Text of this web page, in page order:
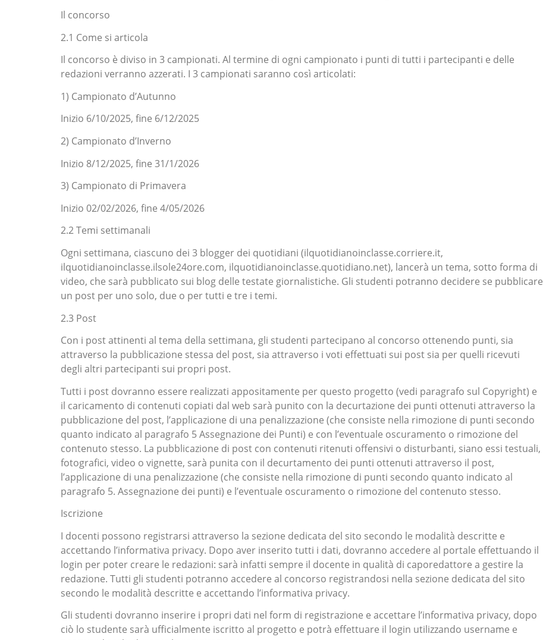
Il concorso
2.1 Come si articola
Il concorso è diviso in 3 campionati. Al termine di ogni campionato i punti di tutti i partecipanti e delle
redazioni verranno azzerati. I 3 campionati saranno così articolati:
1) Campionato d’Autunno
Inizio 6/10/2025, fine 6/12/2025
2) Campionato d’Inverno
Inizio 8/12/2025, fine 31/1/2026
3) Campionato di Primavera
Inizio 02/02/2026, fine 4/05/2026
2.2 Temi settimanali
Ogni settimana, ciascuno dei 3 blogger dei quotidiani (ilquotidianoinclasse.corriere.it,
ilquotidianoinclasse.ilsole24ore.com, ilquotidianoinclasse.quotidiano.net), lancerà un tema, sotto forma di
video, che sarà pubblicato sui blog delle testate giornalistiche. Gli studenti potranno decidere se pubblicare
un post per uno solo, due o per tutti e tre i temi.
2.3 Post
Con i post attinenti al tema della settimana, gli studenti partecipano al concorso ottenendo punti, sia
attraverso la pubblicazione stessa del post, sia attraverso i voti effettuati sui post sia per quelli ricevuti
degli altri partecipanti sui propri post.
Tutti i post dovranno essere realizzati appositamente per questo progetto (vedi paragrafo sul Copyright) e
il caricamento di contenuti copiati dal web sarà punito con la decurtazione dei punti ottenuti attraverso la
pubblicazione del post, l’applicazione di una penalizzazione (che consiste nella rimozione di punti secondo
quanto indicato al paragrafo 5 Assegnazione dei Punti) e con l’eventuale oscuramento o rimozione del
contenuto stesso. La pubblicazione di post con contenuti ritenuti offensivi o disturbanti, siano essi testuali,
fotografici, video o vignette, sarà punita con il decurtamento dei punti ottenuti attraverso il post,
l’applicazione di una penalizzazione (che consiste nella rimozione di punti secondo quanto indicato al
paragrafo 5. Assegnazione dei punti) e l’eventuale oscuramento o rimozione del contenuto stesso.
Iscrizione
I docenti possono registrarsi attraverso la sezione dedicata del sito secondo le modalità descritte e
accettando l’informativa privacy. Dopo aver inserito tutti i dati, dovranno accedere al portale effettuando il
login per poter creare le redazioni: sarà infatti sempre il docente in qualità di caporedattore a gestire la
redazione. Tutti gli studenti potranno accedere al concorso registrandosi nella sezione dedicata del sito
secondo le modalità descritte e accettando l’informativa privacy.
Gli studenti dovranno inserire i propri dati nel form di registrazione e accettare l’informativa privacy, dopo
ciò lo studente sarà ufficialmente iscritto al progetto e potrà effettuare il login utilizzando username e